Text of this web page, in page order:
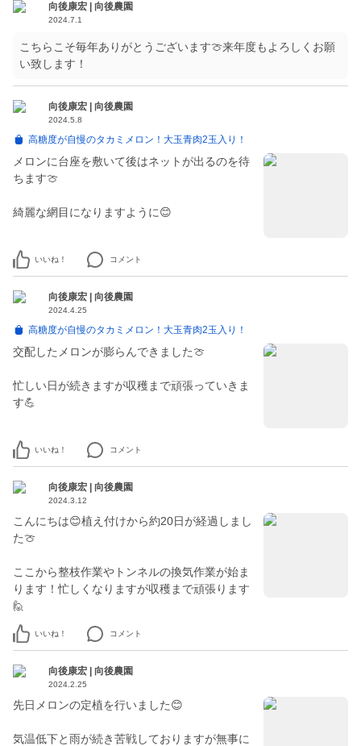
向後康宏 | 向後農園
2024.7.1
こちらこそ毎年ありがとうございます🍈来年度もよろしくお願
い致します！
向後康宏 | 向後農園
2024.5.8
高糖度が自慢のタカミメロン！大玉青肉2玉入り！
メロンに台座を敷いて後はネットが出るのを待
ちます🍈
いいね！ コメント
向後康宏 | 向後農園
2024.4.25
高糖度が自慢のタカミメロン！大玉青肉2玉入り！
交配したメロンが膨らんできました🍈
忙しい日が続きますが収穫まで頑張っていきま
す💪
いいね！ コメント
向後康宏 | 向後農園
2024.3.12
こんにちは😊植え付けから約20日が経過しまし
た🍈
ここから整枝作業やトンネルの換気作業が始ま
ります！忙しくなりますが収穫まで頑張ります
🙋
いいね！ コメント
向後康宏 | 向後農園
2024.2.25
先日メロンの定植を行いました😊
気温低下と雨が続き苦戦しておりますが無事に